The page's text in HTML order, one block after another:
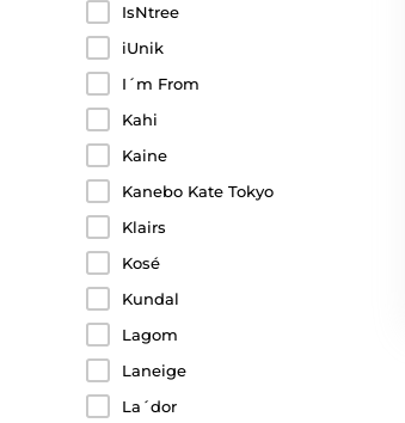
IsNtree
iUnik
I´m From
Kahi
Kaine
Kanebo Kate Tokyo
Klairs
Kosé
Kundal
Lagom
Laneige
La´dor